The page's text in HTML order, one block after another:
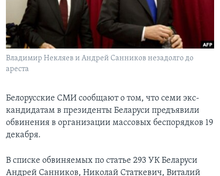
Learning English
СОЦИАЛЬНЫЕ СЕТИ
Владимир Некляев и Андрей Санников незадолго до
ареста
Белорусские СМИ сообщают о том, что семи экс-
кандидатам в президенты Беларуси предъявили
обвинения в организации массовых беспорядков 19
декабря.
В списке обвиняемых по статье 293 УК Беларуси
Андрей Санников, Николай Статкевич, Виталий